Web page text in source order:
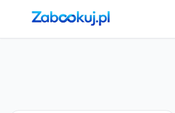
Strona główna ›Noclegi